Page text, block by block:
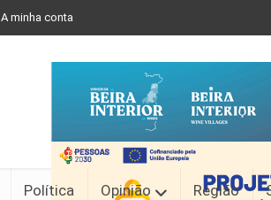
A minha conta
Política Opinião Região